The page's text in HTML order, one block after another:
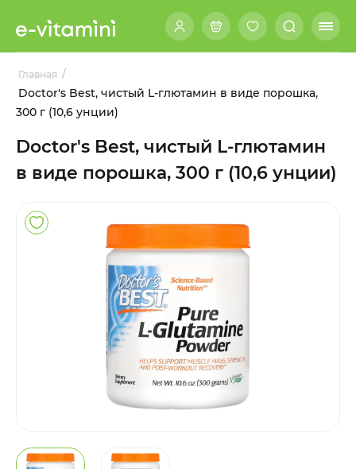
Главная /
Doctor's Best, чистый L-глютамин в виде порошка,
300 г (10,6 унции)
Doctor's Best, чистый L-глютамин
в виде порошка, 300 г (10,6 унции)